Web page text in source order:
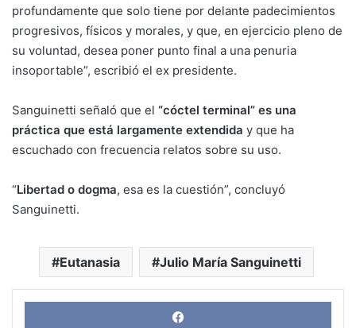
profundamente que solo tiene por delante padecimientos
progresivos, físicos y morales, y que, en ejercicio pleno de
su voluntad, desea poner punto final a una penuria
insoportable”, escribió el ex presidente.
Sanguinetti señaló que el “cóctel terminal” es una
práctica que está largamente extendida y que ha
escuchado con frecuencia relatos sobre su uso.
“Libertad o dogma, esa es la cuestión”, concluyó
Sanguinetti.
Eutanasia Julio María Sanguinetti